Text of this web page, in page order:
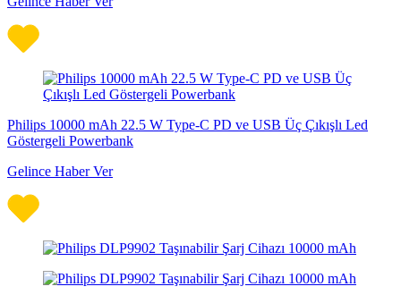
Philips 10000 mAh 22.5 W Type-C PD ve USB Üç Çıkışlı Led
Göstergeli Powerbank
Gelince Haber Ver